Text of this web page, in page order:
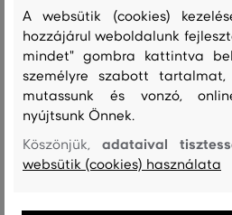
A websütik (cookies)
hozzájárul weboldalunk
mindet" gombra kattintva
személyre szabott tartalmat,
mutassunk és vonzó,
nyújtsunk Önnek.
Köszönjük,adataival
websütik (cookies) használata